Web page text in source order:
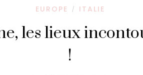
EUROPE / ITALIE
les lieux
!